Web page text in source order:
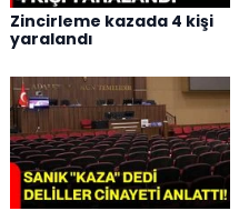
Zincirleme kazada 4 kişi
yaralandı